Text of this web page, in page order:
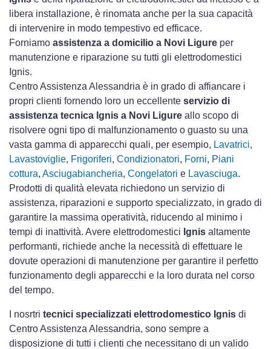
libera installazione, è rinomata anche per la sua capacità
di intervenire in modo tempestivo ed efficace.
Forniamo assistenza a domicilio a Novi Ligure per
manutenzione e riparazione su tutti gli elettrodomestici
Ignis.
Centro Assistenza Alessandria è in grado di affiancare i
propri clienti fornendo loro un eccellente servizio di
assistenza tecnica Ignis a Novi Ligure allo scopo di
risolvere ogni tipo di malfunzionamento o guasto su una
vasta gamma di apparecchi quali, per esempio, Lavatrici,
Lavastoviglie, Frigoriferi, Condizionatori, Forni, Piani
cottura, Asciugabiancheria, Congelatori e Lavasciuga.
Prodotti di qualità elevata richiedono un servizio di
assistenza, riparazioni e supporto specializzato, in grado di
garantire la massima operatività, riducendo al minimo i
tempi di inattività. Avere elettrodomestici Ignis altamente
performanti, richiede anche la necessità di effettuare le
dovute operazioni di manutenzione per garantire il perfetto
funzionamento degli apparecchi e la loro durata nel corso
del tempo.
I nosrtri tecnici specializzati elettrodomestico Ignis di
Centro Assistenza Alessandria, sono sempre a
disposizione di tutti i clienti che necessitano di un valido